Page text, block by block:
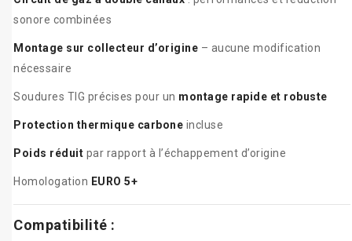
sonore combinées
Montage sur collecteur d’origine – aucune modification
nécessaire
Soudures TIG précises pour un montage rapide et robuste
Protection thermique carbone incluse
Poids réduit par rapport à l’échappement d’origine
Homologation EURO 5+
Compatibilité :